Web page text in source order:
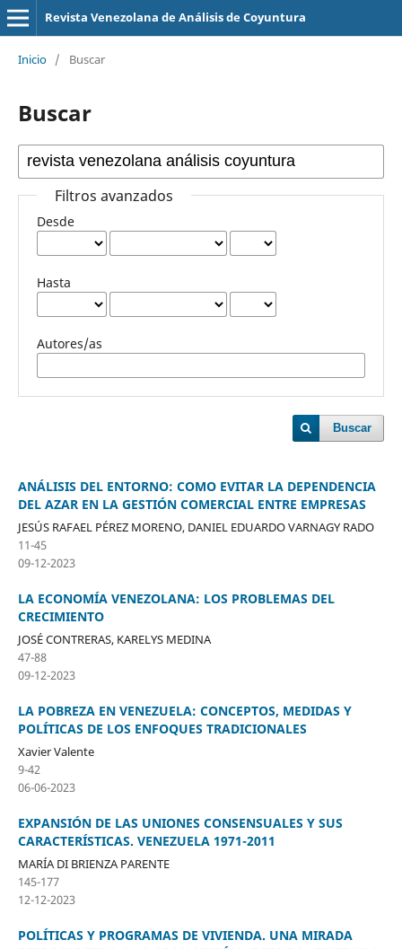
Revista Venezolana de Análisis de Coyuntura
Inicio / Buscar
Buscar
Filtros avanzados
Desde
Hasta
Autores/as
Buscar
ANÁLISIS DEL ENTORNO: COMO EVITAR LA DEPENDENCIA
DEL AZAR EN LA GESTIÓN COMERCIAL ENTRE EMPRESAS
JESÚS RAFAEL PÉREZ MORENO, DANIEL EDUARDO VARNAGY RADO
11-45
09-12-2023
LA ECONOMÍA VENEZOLANA: LOS PROBLEMAS DEL
CRECIMIENTO
JOSÉ CONTRERAS, KARELYS MEDINA
47-88
09-12-2023
LA POBREZA EN VENEZUELA: CONCEPTOS, MEDIDAS Y
POLÍTICAS DE LOS ENFOQUES TRADICIONALES
Xavier Valente
9-42
06-06-2023
EXPANSIÓN DE LAS UNIONES CONSENSUALES Y SUS
CARACTERÍSTICAS. VENEZUELA 1971-2011
MARÍA DI BRIENZA PARENTE
145-177
12-12-2023
POLÍTICAS Y PROGRAMAS DE VIVIENDA. UNA MIRADA